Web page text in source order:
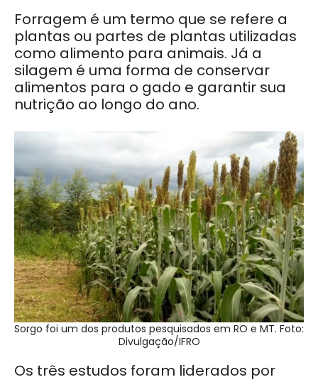
Forragem é um termo que se refere a
plantas ou partes de plantas utilizadas
como alimento para animais. Já a
silagem é uma forma de conservar
alimentos para o gado e garantir sua
nutrição ao longo do ano.
Sorgo foi um dos produtos pesquisados em RO e MT. Foto:
Divulgação/IFRO
Os três estudos foram liderados por